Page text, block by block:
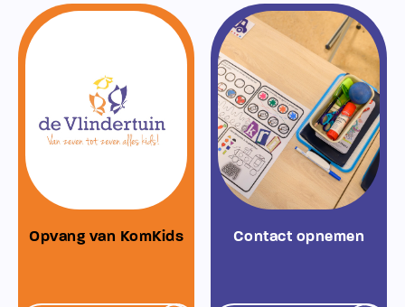
Opvang van KomKids Contact opnemen